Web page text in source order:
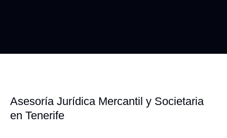
Asesoría Jurídica Mercantil y Societaria
en Tenerife